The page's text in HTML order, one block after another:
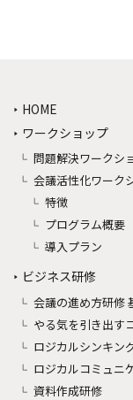
HOME
ワークショップ
問題解決ワークシ
会議活性化ワーク
特徴
プログラム概要
導入プラン
ビジネス研修
会議の進め方研修
やる気を引き出す
ロジカルシンキン
ロジカルコミュニ
資料作成研修